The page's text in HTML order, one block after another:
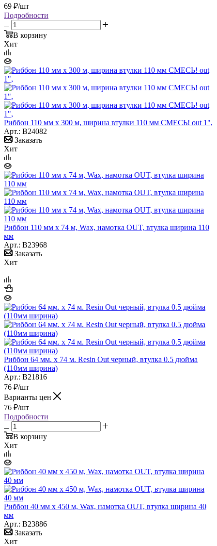
69 ₽/шт
Подробности
В корзину
Хит
Риббон 110 мм х 300 м, ширина втулки 110 мм СМЕСЬ! out 1",
Арт.: B24082
Заказать
Хит
Риббон 110 мм х 74 м, Wax, намотка OUT, втулка ширина 110
мм
Арт.: B23968
Заказать
Хит
Риббон 64 мм. х 74 м. Resin Out черный, втулка 0.5 дюйма
(110мм ширина)
Арт.: B21816
76 ₽/шт
Варианты цен
76 ₽/шт
Подробности
В корзину
Хит
Риббон 40 мм х 450 м, Wax, намотка OUT, втулка ширина 40
мм
Арт.: B23886
Заказать
Хит